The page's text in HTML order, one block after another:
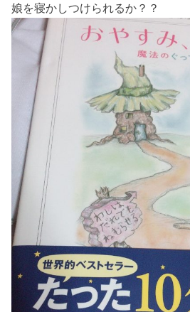
娘を寝かしつけられるか？？